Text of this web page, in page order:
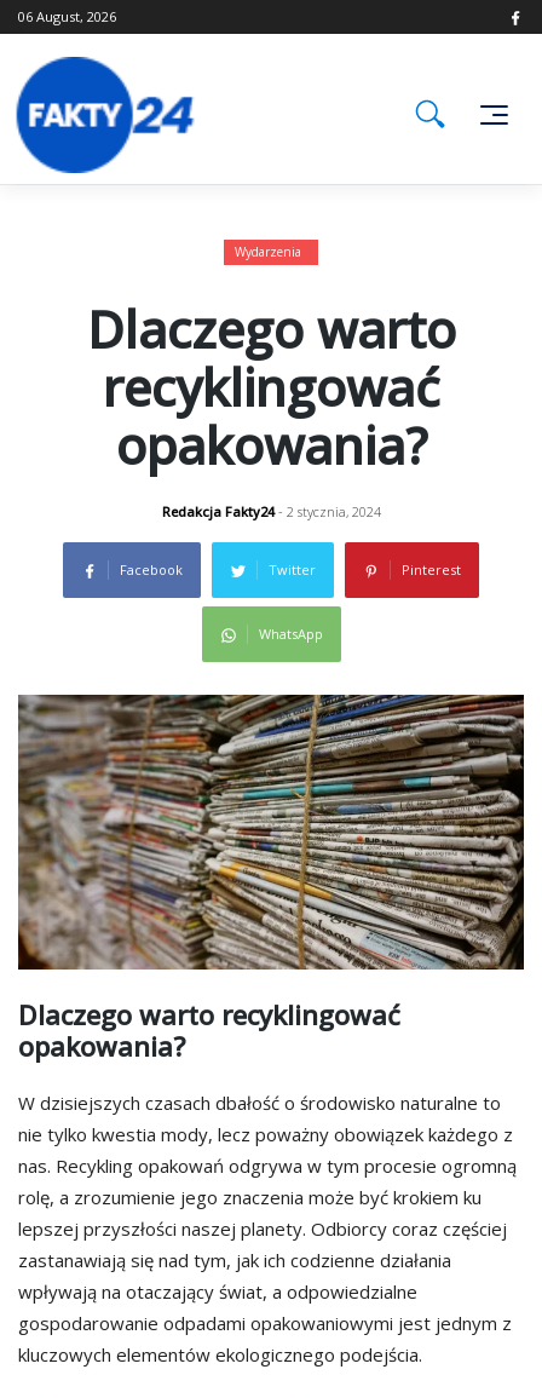
Skip
to
06 August, 2026
Wydarzenia
Dlaczego warto
recyklingować
opakowania?
Redakcja Fakty24- 2 stycznia, 2024
Facebook Twitter Pinterest
WhatsApp
Dlaczego warto recyklingować
opakowania?
W dzisiejszych czasach dbałość o środowisko naturalne to
nie tylko kwestia mody, lecz poważny obowiązek każdego z
nas. Recykling opakowań odgrywa w tym procesie ogromną
rolę, a zrozumienie jego znaczenia może być krokiem ku
lepszej przyszłości naszej planety. Odbiorcy coraz częściej
zastanawiają się nad tym, jak ich codzienne działania
wpływają na otaczający świat, a odpowiedzialne
gospodarowanie odpadami opakowaniowymi jest jednym z
kluczowych elementów ekologicznego podejścia.